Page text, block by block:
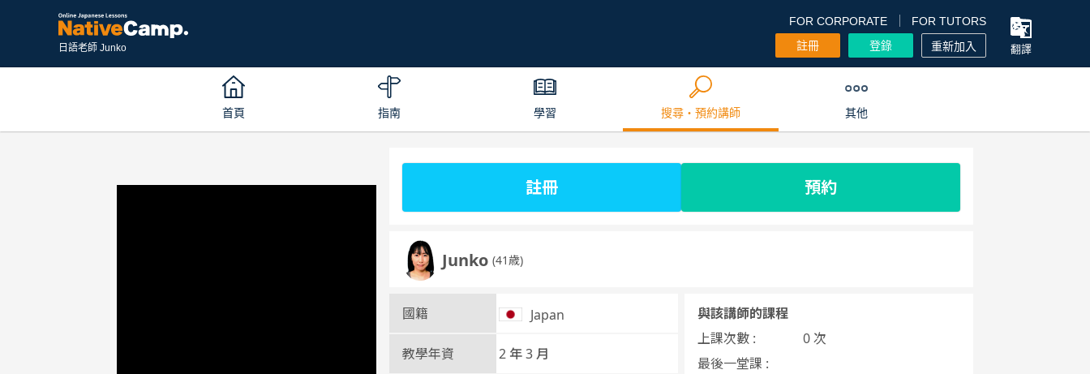
日語老師 Junko
FOR CORPORATE
FOR TUTORS
註冊
登錄 重新加入 翻譯
首頁 指南 學習 搜尋・預約講師 其他
註冊 預約
Junko (41歳)
國籍 Japan
教學年資 2 年 3 月
與該講師的課程
上課次數 :
0 次
最後一堂課 :